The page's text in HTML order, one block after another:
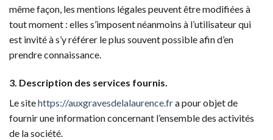
même façon, les mentions légales peuvent être modifiées à
tout moment : elles s’imposent néanmoins à l’utilisateur qui
est invité à s’y référer le plus souvent possible afin d’en
prendre connaissance.
3. Description des services fournis.
Le sitehttps://auxgravesdelalaurence.fra pour objet de
fournir une information concernant l’ensemble des activités
de la société.